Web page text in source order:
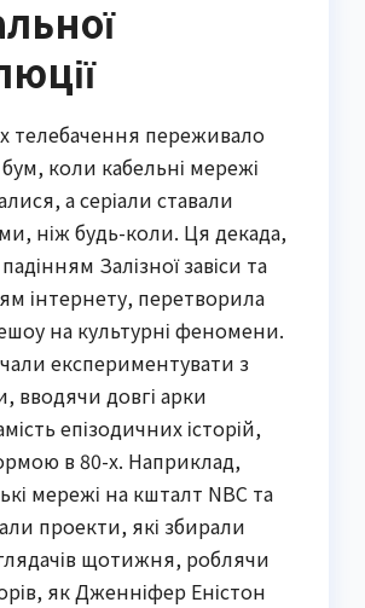
телебачення переживало
коли кабельні мережі
а серіали ставали
ніж будь-коли. Ця декада,
Залізної завіси та
інтернету, перетворила
на культурні феномени.
експериментувати з
вводячи довгі арки
епізодичних історій,
в 80-х. Наприклад,
мережі на кшталт NBC та
проекти, які збирали
щотижня, роблячи
як Дженніфер Еністон